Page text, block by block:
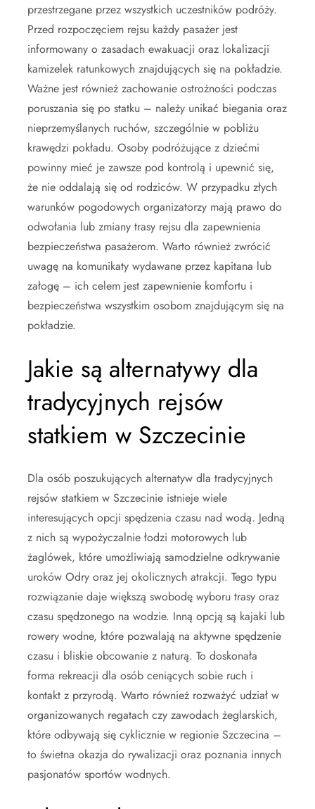
przestrzegane przez wszystkich uczestników podróży.
Przed rozpoczęciem rejsu każdy pasażer jest
informowany o zasadach ewakuacji oraz lokalizacji
kamizelek ratunkowych znajdujących się na pokładzie.
Ważne jest również zachowanie ostrożności podczas
poruszania się po statku – należy unikać biegania oraz
nieprzemyślanych ruchów, szczególnie w pobliżu
krawędzi pokładu. Osoby podróżujące z dziećmi
powinny mieć je zawsze pod kontrolą i upewnić się,
że nie oddalają się od rodziców. W przypadku złych
warunków pogodowych organizatorzy mają prawo do
odwołania lub zmiany trasy rejsu dla zapewnienia
bezpieczeństwa pasażerom. Warto również zwrócić
uwagę na komunikaty wydawane przez kapitana lub
załogę – ich celem jest zapewnienie komfortu i
bezpieczeństwa wszystkim osobom znajdującym się na
pokładzie.
Jakie są alternatywy dla
tradycyjnych rejsów
statkiem w Szczecinie
Dla osób poszukujących alternatyw dla tradycyjnych
rejsów statkiem w Szczecinie istnieje wiele
interesujących opcji spędzenia czasu nad wodą. Jedną
z nich są wypożyczalnie łodzi motorowych lub
żaglówek, które umożliwiają samodzielne odkrywanie
uroków Odry oraz jej okolicznych atrakcji. Tego typu
rozwiązanie daje większą swobodę wyboru trasy oraz
czasu spędzonego na wodzie. Inną opcją są kajaki lub
rowery wodne, które pozwalają na aktywne spędzenie
czasu i bliskie obcowanie z naturą. To doskonała
forma rekreacji dla osób ceniących sobie ruch i
kontakt z przyrodą. Warto również rozważyć udział w
organizowanych regatach czy zawodach żeglarskich,
które odbywają się cyklicznie w regionie Szczecina –
to świetna okazja do rywalizacji oraz poznania innych
pasjonatów sportów wodnych.